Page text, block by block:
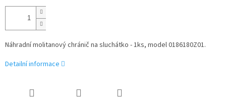
cena:
Náhradní molitanový chránič na sluchátko - 1ks, model 0186180Z01.
Detailní informace